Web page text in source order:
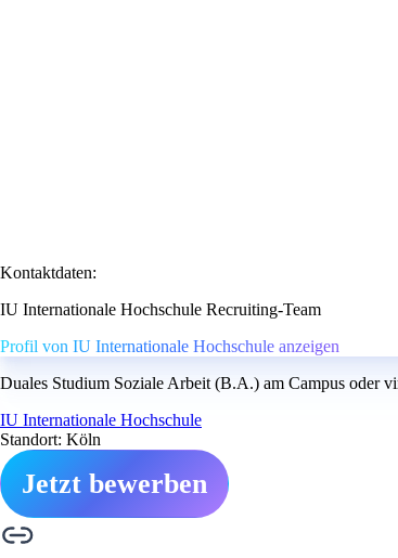
Kontaktdaten:
IU Internationale Hochschule Recruiting-Team
Profil von IU Internationale Hochschule anzeigen
Duales Studium Soziale Arbeit (B.A.) am Campus oder
IU Internationale Hochschule
Standort: Köln
Jetzt bewerben